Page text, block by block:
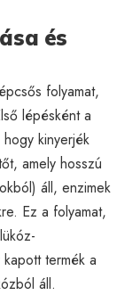
és
folyamat,
lépésként a
kinyerjék
amely hosszú
áll, enzimek
Ez a folyamat,
termék a
áll.